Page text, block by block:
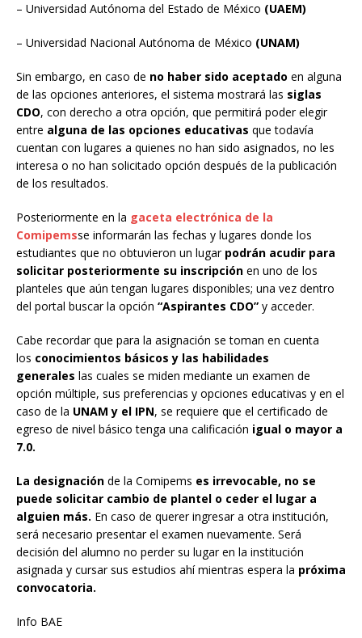
– Universidad Autónoma del Estado de México (UAEM)
– Universidad Nacional Autónoma de México (UNAM)
Sin embargo, en caso de no haber sido aceptado en alguna
de las opciones anteriores, el sistema mostrará las siglas
CDO, con derecho a otra opción, que permitirá poder elegir
entre alguna de las opciones educativas que todavía
cuentan con lugares a quienes no han sido asignados, no les
interesa o no han solicitado opción después de la publicación
de los resultados.
Posteriormente en la gaceta electrónica de la
Comipemsse informarán las fechas y lugares donde los
estudiantes que no obtuvieron un lugar podrán acudir para
solicitar posteriormente su inscripción en uno de los
planteles que aún tengan lugares disponibles; una vez dentro
del portal buscar la opción “Aspirantes CDO” y acceder.
Cabe recordar que para la asignación se toman en cuenta
los conocimientos básicos y las habilidades
generales las cuales se miden mediante un examen de
opción múltiple, sus preferencias y opciones educativas y en el
caso de la UNAM y el IPN, se requiere que el certificado de
egreso de nivel básico tenga una calificación igual o mayor a
7.0.
La designación de la Comipems es irrevocable, no se
puede solicitar cambio de plantel o ceder el lugar a
alguien más. En caso de querer ingresar a otra institución,
será necesario presentar el examen nuevamente. Será
decisión del alumno no perder su lugar en la institución
asignada y cursar sus estudios ahí mientras espera la próxima
convocatoria.
Info BAE